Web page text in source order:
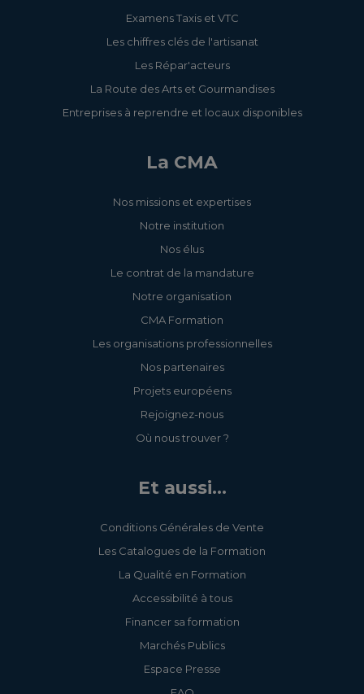
Examens Taxis et VTC
Les chiffres clés de l'artisanat
Les Répar'acteurs
La Route des Arts et Gourmandises
Entreprises à reprendre et locaux disponibles
La CMA
Nos missions et expertises
Notre institution
Nos élus
Le contrat de la mandature
Notre organisation
CMA Formation
Les organisations professionnelles
Nos partenaires
Projets européens
Rejoignez-nous
Où nous trouver ?
Et aussi...
Conditions Générales de Vente
Les Catalogues de la Formation
La Qualité en Formation
Accessibilité à tous
Financer sa formation
Marchés Publics
Espace Presse